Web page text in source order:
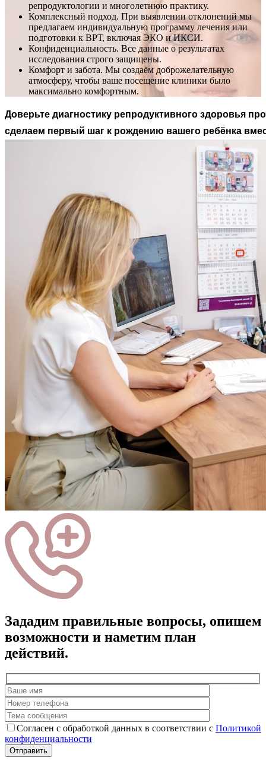
репродуктологии и многолетнюю практику.
Комплексный подход. При выявлении отклонений мы
предлагаем индивидуальную программу лечения или
подготовки к ВРТ, включая ЭКО и ИКСИ.
Конфиденциальность. Все данные о результатах
исследования строго защищены.
Комфорт и забота. Мы создаём доброжелательную
атмосферу, чтобы ваше посещение клиники было
максимально комфортным.
Доверьте диагностику репродуктивного здоровья
сделаем первый шаг к рождению вашего ребёнка
Зададим правильные вопросы, опишем
возможности и наметим план
действий.
Согласен с обработкой данных в соответствии с Политикой
конфиденциальности